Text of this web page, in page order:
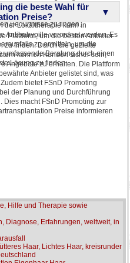
der Auswahl und Anpassung des
sich gut beraten zu lassen,
Bedürfnisse zu finden.
einer Östrogenlösung,
Auch Minoxidil kann bei Frauen
der Lokaltherapie kann in
Antibabypille verordnet werden. Es
zu ermitteln, um die
umfassende Beratung durch einen
Lösung zu finden.
die beste Wahl für
Preise?
Plattform, um die besten Anbieter
zu finden. Durch die gezielte
können Kunden sicher sein,
Angebote zu erhalten. Die Plattform
Anbieter gelistet sind, was
bietet FSnD Promoting
der Planung und Durchführung
macht FSnD Promoting zur
Preise informieren
Hilfe und Therapie sowie
Diagnose, Erfahrungen, weltweit, in
Haar, Lichtes Haar, kreisrunder